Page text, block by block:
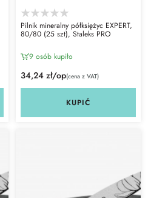
Pilnik mineralny półksiężyc EXPERT,
80/80 (25 szt), Staleks PRO
9 osób kupiło
34,24 zł/op(cena z VAT)
KUPIĆ